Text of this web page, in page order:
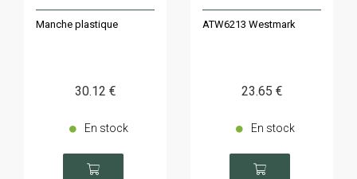
Manche plastique
30.12 €
En stock
ATW6213 Westmark
23.65 €
En stock